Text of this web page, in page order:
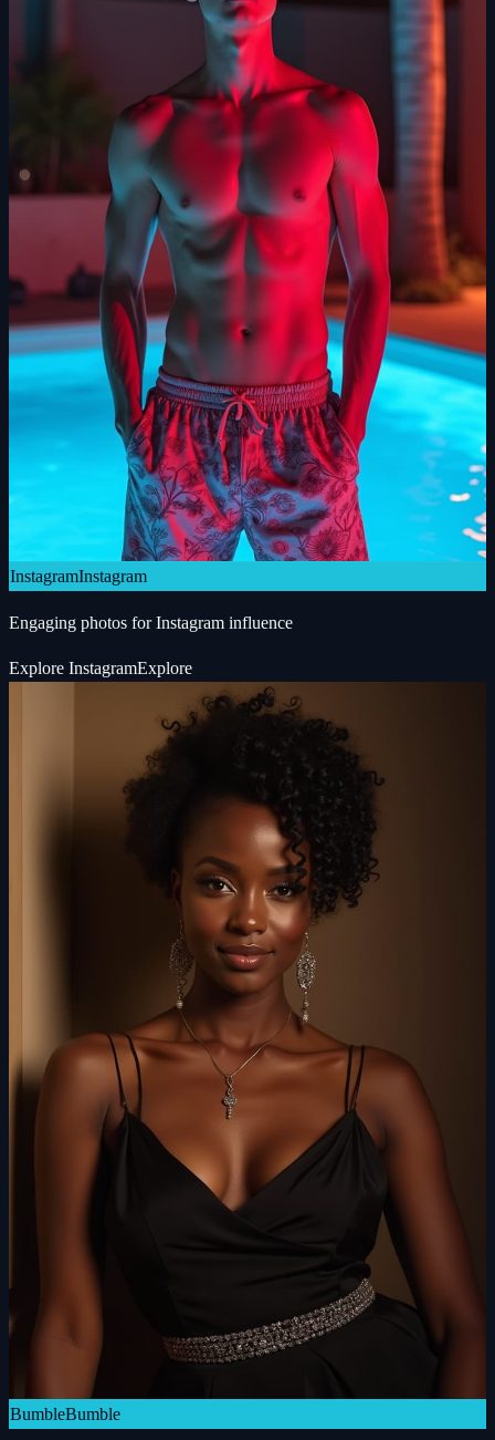
InstagramInstagram
Engaging photos for Instagram influence
Explore InstagramExplore
BumbleBumble